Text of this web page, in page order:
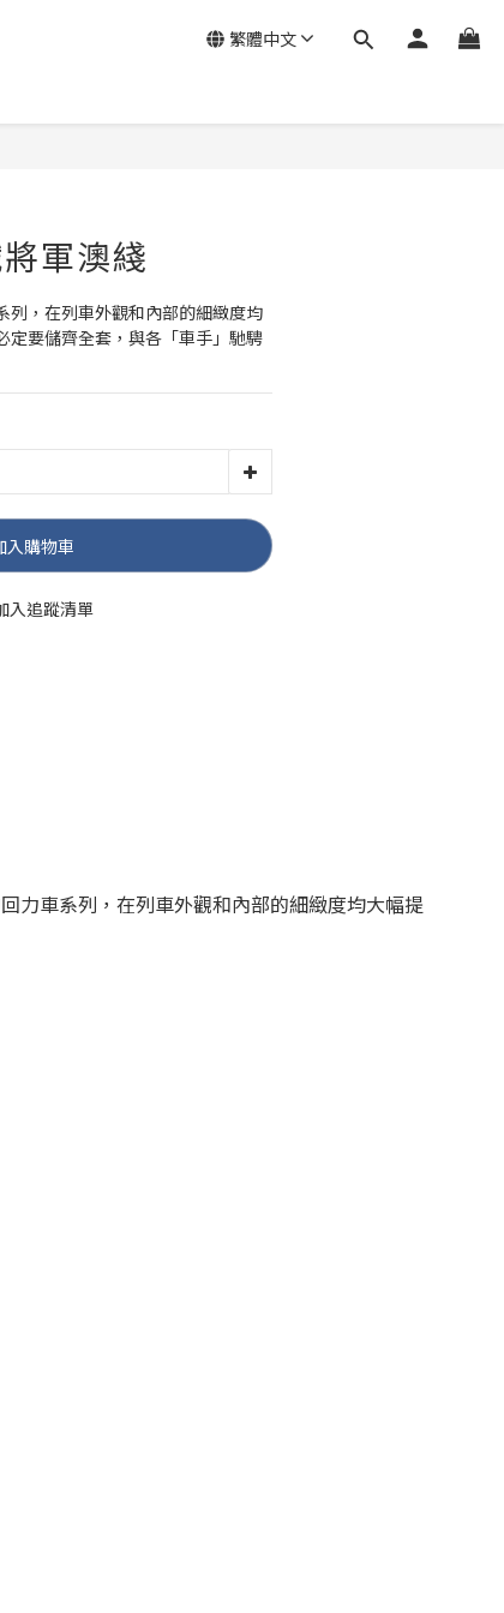
繁體中文
軍澳綫
列，在列車外觀和內部的細緻度均
定要儲齊全套，與各「車手」馳騁
入購物車
入追蹤清單
力車系列，在列車外觀和內部的細緻度均大幅提